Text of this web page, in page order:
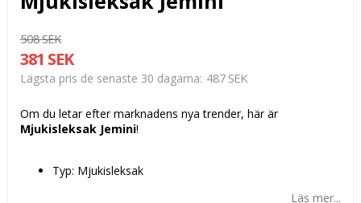
508 SEK
381 SEK
Lägsta pris de senaste 30 dagarna 487 SEK
Om du letar efter marknadens nya trender, här är
Mjukisleksak Jemini!
Typ: Mjukisleksak
Läs mer...